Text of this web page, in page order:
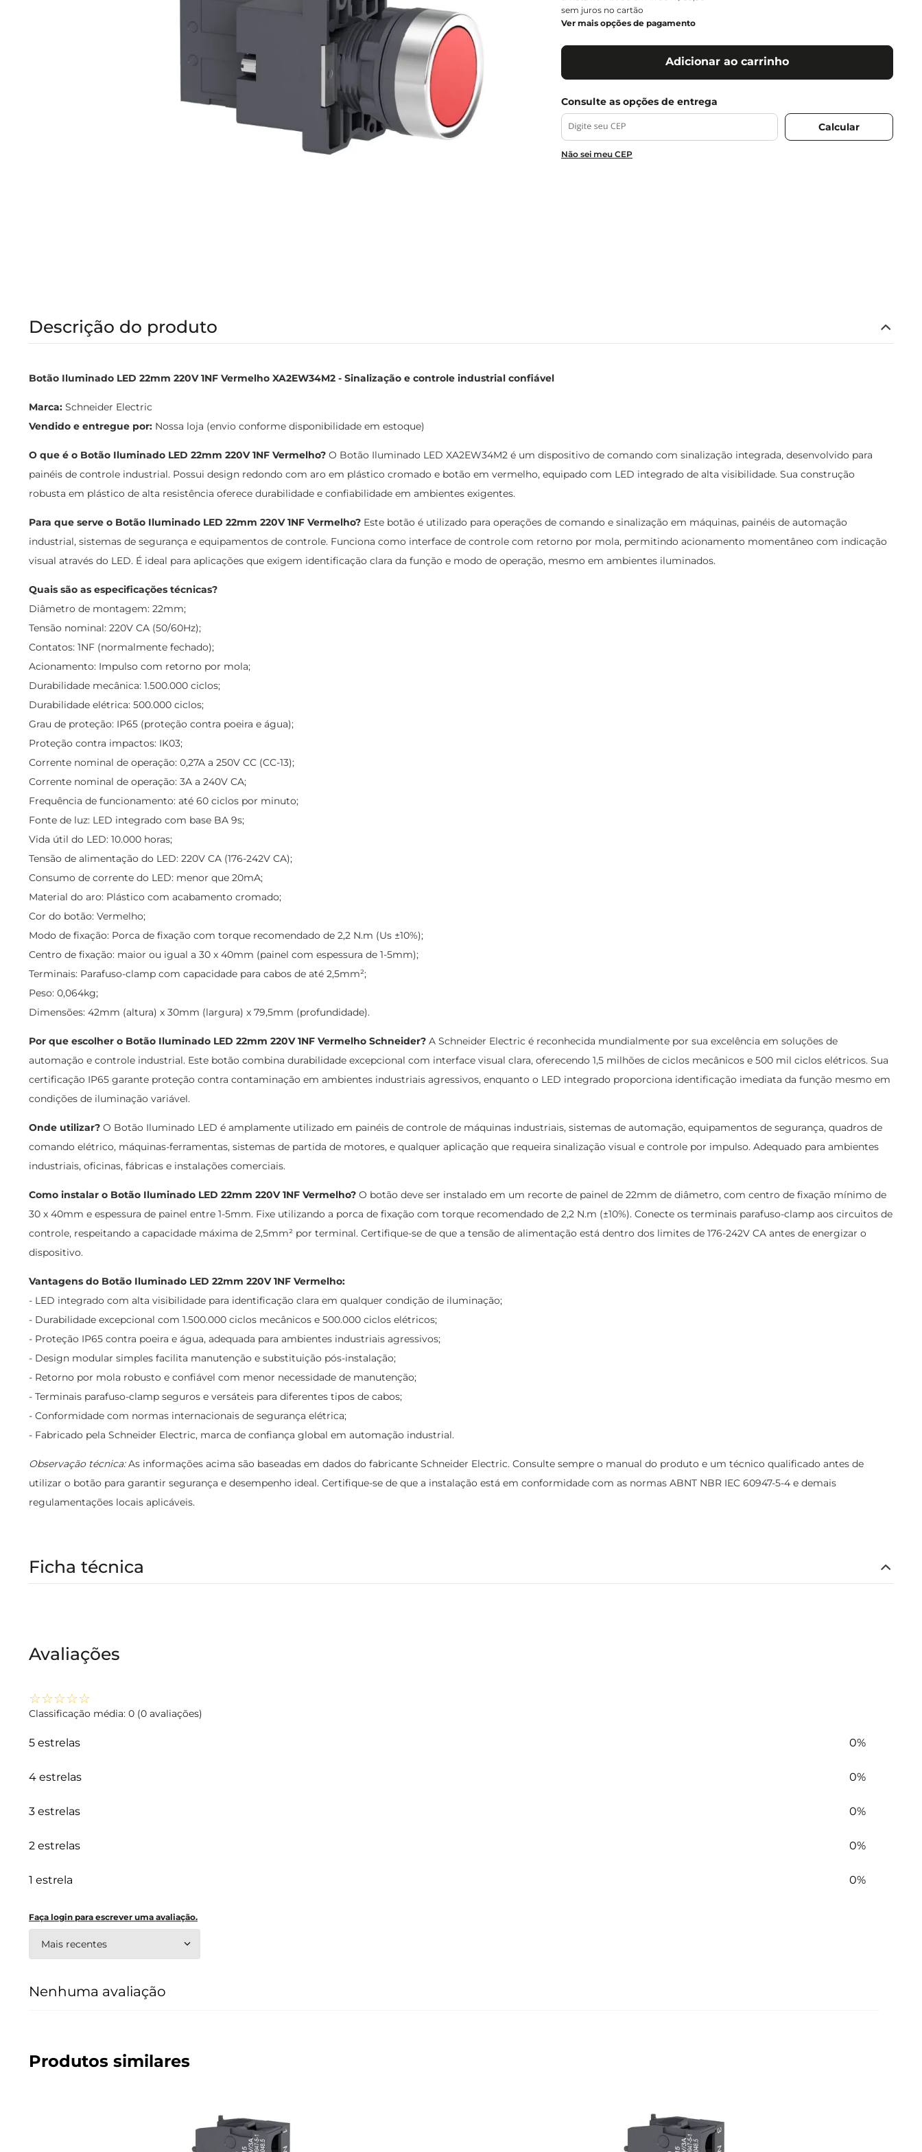
sem juros no cartão
Ver mais opções de pagamento
Adicionar ao carrinho
Não sei meu CEP
Descrição do produto
Botão Iluminado LED 22mm 220V 1NF Vermelho XA2EW34M2 - Sinalização e controle industrial confiável
Marca: Schneider Electric
Vendido e entregue por: Nossa loja (envio conforme disponibilidade em estoque)
O que é o Botão Iluminado LED 22mm 220V 1NF Vermelho? O Botão Iluminado LED XA2EW34M2 é um dispositivo de comando com sinalização integrada, desenvolvido para
painéis de controle industrial. Possui design redondo com aro em plástico cromado e botão em vermelho, equipado com LED integrado de alta visibilidade. Sua construção
robusta em plástico de alta resistência oferece durabilidade e confiabilidade em ambientes exigentes.
Para que serve o Botão Iluminado LED 22mm 220V 1NF Vermelho? Este botão é utilizado para operações de comando e sinalização em máquinas, painéis de automação
industrial, sistemas de segurança e equipamentos de controle. Funciona como interface de controle com retorno por mola, permitindo acionamento momentâneo com indicação
visual através do LED. É ideal para aplicações que exigem identificação clara da função e modo de operação, mesmo em ambientes iluminados.
Quais são as especificações técnicas?
Diâmetro de montagem: 22mm;
Tensão nominal: 220V CA (50/60Hz);
Contatos: 1NF (normalmente fechado);
Acionamento: Impulso com retorno por mola;
Durabilidade mecânica: 1.500.000 ciclos;
Durabilidade elétrica: 500.000 ciclos;
Grau de proteção: IP65 (proteção contra poeira e água);
Proteção contra impactos: IK03;
Corrente nominal de operação: 0,27A a 250V CC (CC-13);
Corrente nominal de operação: 3A a 240V CA;
Frequência de funcionamento: até 60 ciclos por minuto;
Fonte de luz: LED integrado com base BA 9s;
Vida útil do LED: 10.000 horas;
Tensão de alimentação do LED: 220V CA (176-242V CA);
Consumo de corrente do LED: menor que 20mA;
Material do aro: Plástico com acabamento cromado;
Cor do botão: Vermelho;
Modo de fixação: Porca de fixação com torque recomendado de 2,2 N.m (Us ±10%);
Centro de fixação: maior ou igual a 30 x 40mm (painel com espessura de 1-5mm);
Terminais: Parafuso-clamp com capacidade para cabos de até 2,5mm²;
Peso: 0,064kg;
Dimensões: 42mm (altura) x 30mm (largura) x 79,5mm (profundidade).
Por que escolher o Botão Iluminado LED 22mm 220V 1NF Vermelho Schneider? A Schneider Electric é reconhecida mundialmente por sua excelência em soluções de
automação e controle industrial. Este botão combina durabilidade excepcional com interface visual clara, oferecendo 1,5 milhões de ciclos mecânicos e 500 mil ciclos elétricos. Sua
certificação IP65 garante proteção contra contaminação em ambientes industriais agressivos, enquanto o LED integrado proporciona identificação imediata da função mesmo em
condições de iluminação variável.
Onde utilizar? O Botão Iluminado LED é amplamente utilizado em painéis de controle de máquinas industriais, sistemas de automação, equipamentos de segurança, quadros de
comando elétrico, máquinas-ferramentas, sistemas de partida de motores, e qualquer aplicação que requeira sinalização visual e controle por impulso. Adequado para ambientes
industriais, oficinas, fábricas e instalações comerciais.
Como instalar o Botão Iluminado LED 22mm 220V 1NF Vermelho? O botão deve ser instalado em um recorte de painel de 22mm de diâmetro, com centro de fixação mínimo de
30 x 40mm e espessura de painel entre 1-5mm. Fixe utilizando a porca de fixação com torque recomendado de 2,2 N.m (±10%). Conecte os terminais parafuso-clamp aos circuitos de
controle, respeitando a capacidade máxima de 2,5mm² por terminal. Certifique-se de que a tensão de alimentação está dentro dos limites de 176-242V CA antes de energizar o
dispositivo.
Vantagens do Botão Iluminado LED 22mm 220V 1NF Vermelho:
- LED integrado com alta visibilidade para identificação clara em qualquer condição de iluminação;
- Durabilidade excepcional com 1.500.000 ciclos mecânicos e 500.000 ciclos elétricos;
- Proteção IP65 contra poeira e água, adequada para ambientes industriais agressivos;
- Design modular simples facilita manutenção e substituição pós-instalação;
- Retorno por mola robusto e confiável com menor necessidade de manutenção;
- Terminais parafuso-clamp seguros e versáteis para diferentes tipos de cabos;
- Conformidade com normas internacionais de segurança elétrica;
- Fabricado pela Schneider Electric, marca de confiança global em automação industrial.
Observação técnica:As informações acima são baseadas em dados do fabricante Schneider Electric. Consulte sempre o manual do produto e um técnico qualificado antes de
utilizar o botão para garantir segurança e desempenho ideal. Certifique-se de que a instalação está em conformidade com as normas ABNT NBR IEC 60947-5-4 e demais
regulamentações locais aplicáveis.
Ficha técnica
Avaliações
☆☆☆☆☆
Classificação média: 0 (0 avaliações)
5 estrelas 0%
4 estrelas 0%
3 estrelas 0%
2 estrelas 0%
1 estrela 0%
Faça login para escrever uma avaliação.
Mais recentes
Nenhuma avaliação
Produtos similares